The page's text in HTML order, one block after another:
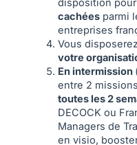
disposition pour
cachéesparmi
entreprises
Vous
votre
En intermission
entre 2
toutes les 2
DECOCK ou
Managers de
en visio,